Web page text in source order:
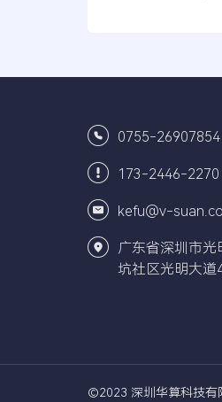
0755-26907854
173-2446-2270
kefu@v-
广东省深圳市
坑社区光明大道
©2023 深圳华算科技